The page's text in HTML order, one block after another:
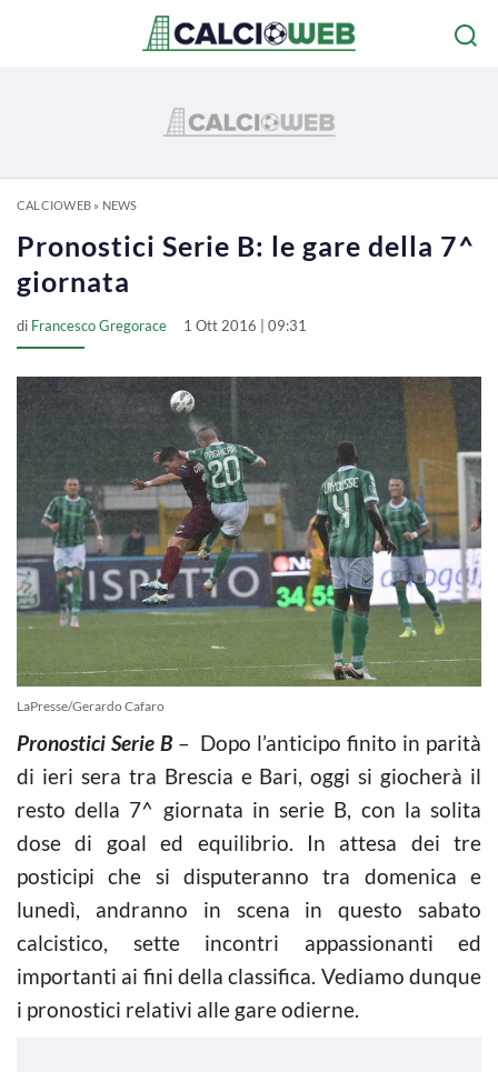
CALCIOWEB» NEWS
Pronostici Serie B: le gare della 7^
giornata
di Francesco Gregorace 1 Ott 2016 | 09:31
LaPresse/Gerardo Cafaro
Pronostici Serie B– Dopo l’anticipo finito in parità
di ieri sera tra Brescia e Bari, oggi si giocherà il
resto della 7^ giornata in serie B, con la solita
dose di goal ed equilibrio. In attesa dei tre
posticipi che si disputeranno tra domenica e
lunedì, andranno in scena in questo sabato
calcistico, sette incontri appassionanti ed
importanti ai fini della classifica. Vediamo dunque
i pronostici relativi alle gare odierne.